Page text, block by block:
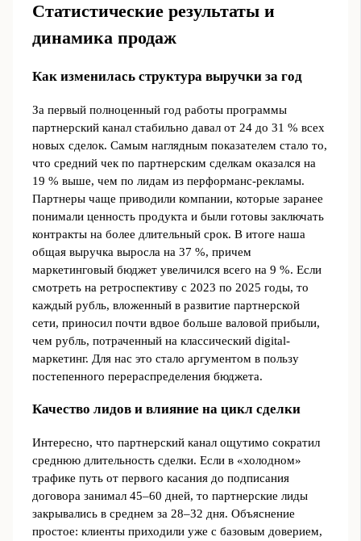
Статистические результаты и
динамика продаж
Как изменилась структура выручки за год
За первый полноценный год работы программы
партнерский канал стабильно давал от 24 до 31 % всех
новых сделок. Самым наглядным показателем стало то,
что средний чек по партнерским сделкам оказался на
19 % выше, чем по лидам из перформанс-рекламы.
Партнеры чаще приводили компании, которые заранее
понимали ценность продукта и были готовы заключать
контракты на более длительный срок. В итоге наша
общая выручка выросла на 37 %, причем
маркетинговый бюджет увеличился всего на 9 %. Если
смотреть на ретроспективу с 2023 по 2025 годы, то
каждый рубль, вложенный в развитие партнерской
сети, приносил почти вдвое больше валовой прибыли,
чем рубль, потраченный на классический digital-
маркетинг. Для нас это стало аргументом в пользу
постепенного перераспределения бюджета.
Качество лидов и влияние на цикл сделки
Интересно, что партнерский канал ощутимо сократил
среднюю длительность сделки. Если в «холодном»
трафике путь от первого касания до подписания
договора занимал 45–60 дней, то партнерские лиды
закрывались в среднем за 28–32 дня. Объяснение
простое: клиенты приходили уже с базовым доверием,